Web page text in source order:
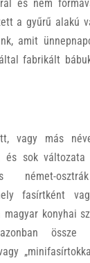
és nem
a gyűrű alakú
amit
fabrikált
vagy más
és sok
német-
fasírtként
konyhai